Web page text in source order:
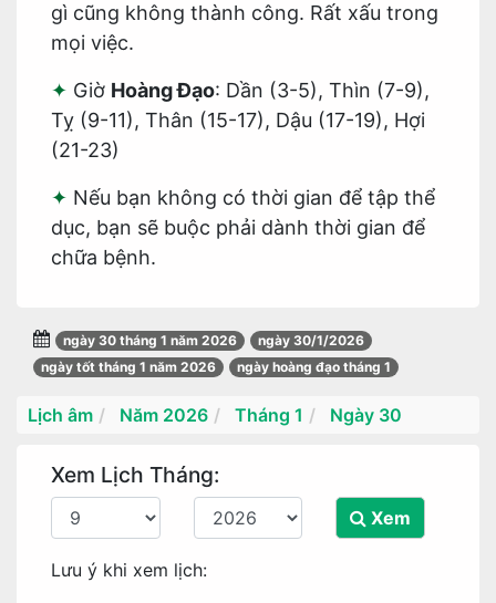
gì cũng không thành công. Rất xấu trong
mọi việc.
Giờ Hoàng Đạo: Dần (3-5), Thìn (7-9),
Tỵ (9-11), Thân (15-17), Dậu (17-19), Hợi
(21-23)
Nếu bạn không có thời gian để tập thể
dục, bạn sẽ buộc phải dành thời gian để
chữa bệnh.
ngày 30 tháng 1 năm 2026
ngày 30/1/2026
ngày tốt tháng 1 năm 2026
ngày hoàng đạo tháng 1
Lịch âm Năm 2026 Tháng 1 Ngày 30
Xem Lịch Tháng:
Xem
Lưu ý khi xem lịch: